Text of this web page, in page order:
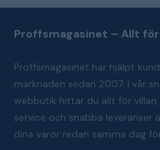
Proffsmagasinet – Allt
Proffsmagasinet har hjälpt
marknaden sedan 2007. I vår
webbutik hittar du allt för
service och snabba leveranser
dina varor redan samma dag